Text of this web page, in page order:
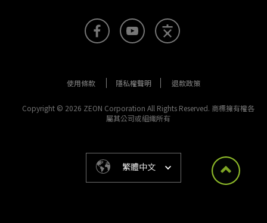
Right PDF Reader (行動版)
PDF文電通線上版
使用手冊
SDK資源 (伺服器版適用)
官方部落格
聯絡銷售
使用條款 隱私權聲明 退款政策
Copyright © 2026 ZEON Corporation All Rights Reserved. 商標擁有權各
屬其公司或組織所有